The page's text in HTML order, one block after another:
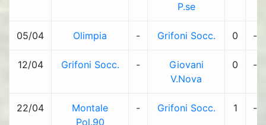
P.se
05/04 Olimpia - Grifoni Socc. 0 -
12/04 Grifoni Socc. -
Giovani
V.Nova
0 -
22/04
Montale
Pol.90
- Grifoni Socc. 1 -